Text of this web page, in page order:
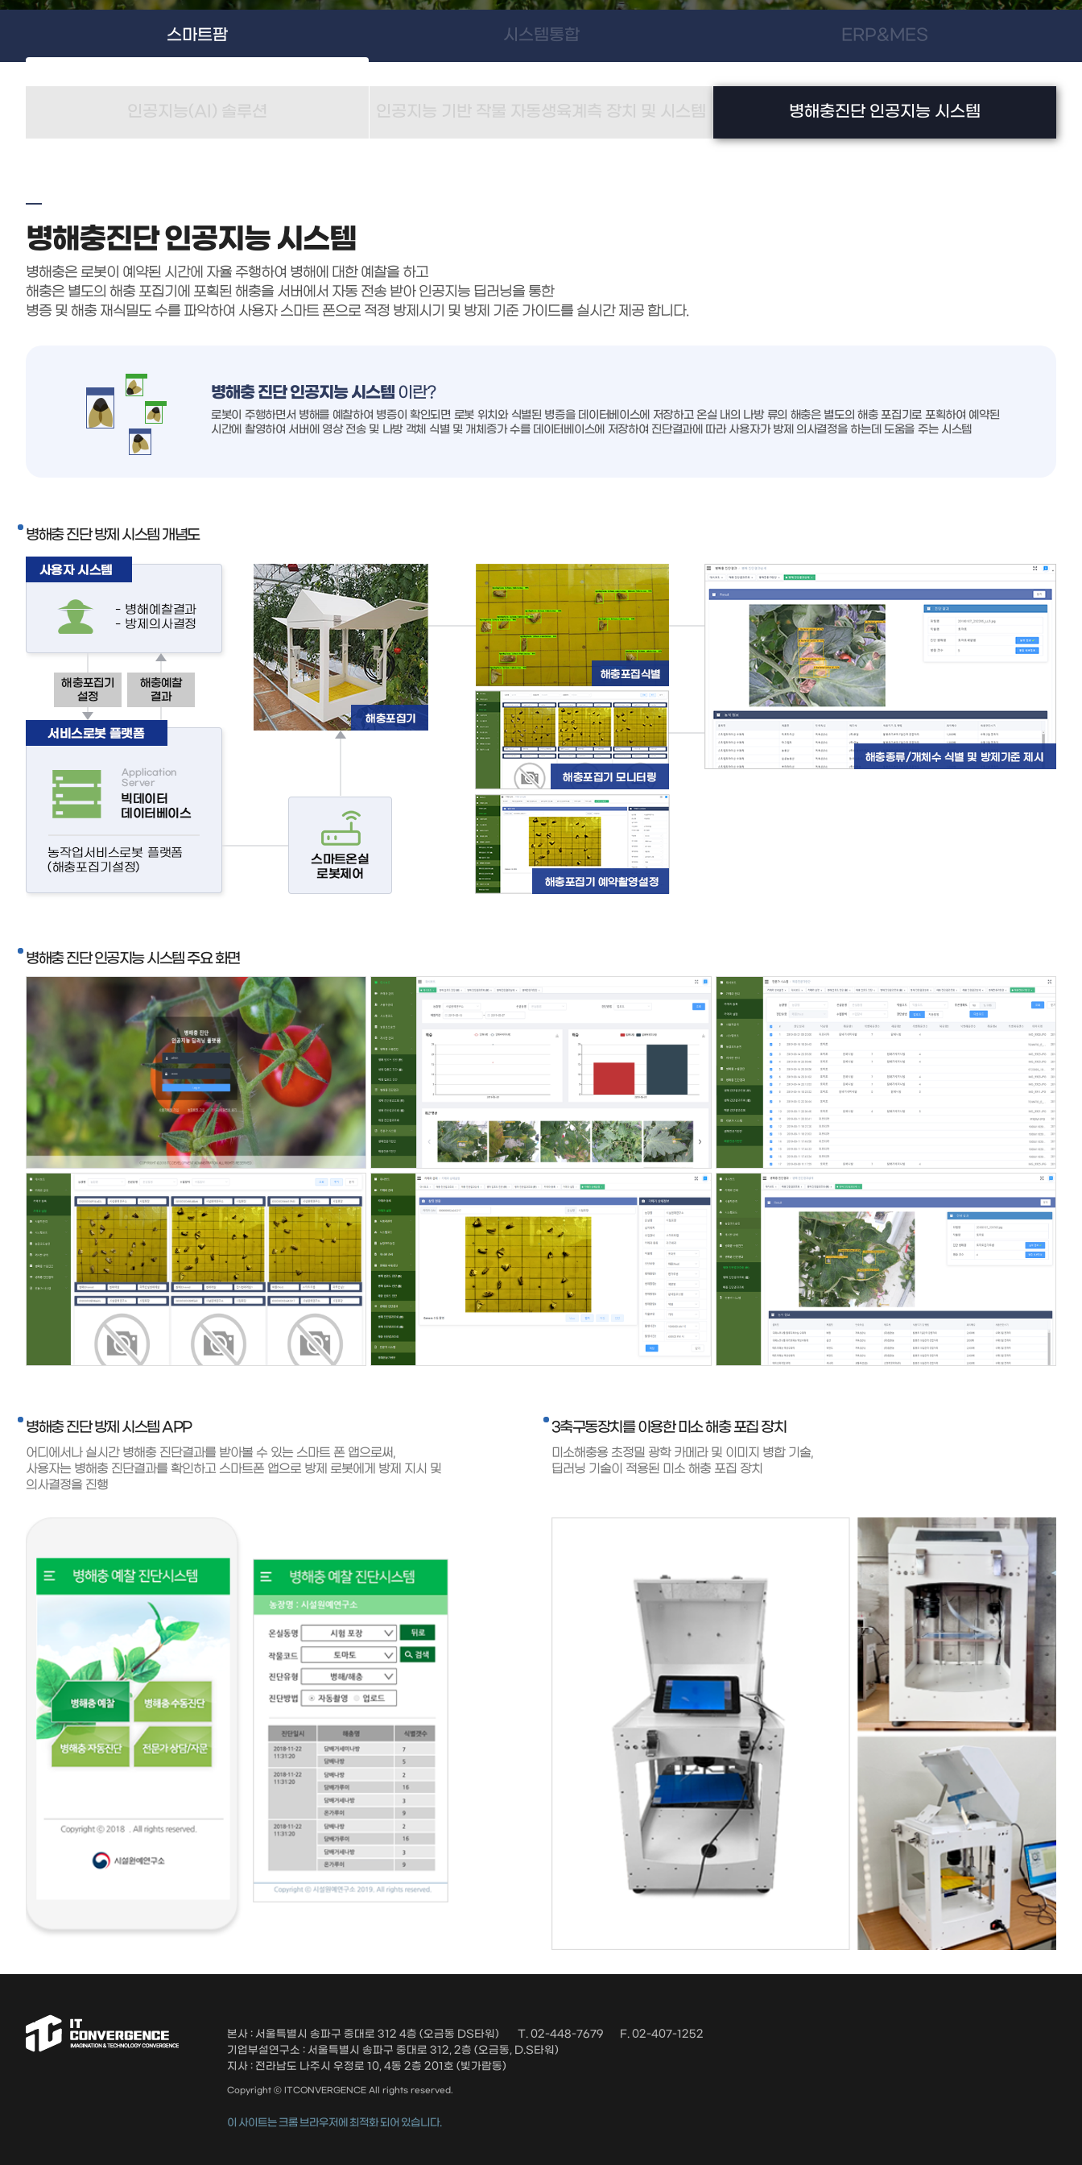
스마트팜 시스템통합 ERP&MES
병해충진단 인공지능 시스템
병해충진단 인공지능 시스템
병해충은 로봇이 예약된 시간에 자율 주행하여 병해에 대한 예찰을 하고
해충은 별도의 해충 포집기에 포획된 해충을 서버에서 자동 전송 받아 인공지능 딥러닝을 통한
병증 및 해충 재식밀도 수를 파악하여 사용자 스마트 폰으로 적정 방제시기 및 방제 기준 가이드를 실시간 제공 합니다.
병해충 진단 인공지능 시스템 이란?
로봇이 주행하면서 병해를 예찰하여 병증이 확인되면 로봇 위치와 식별된 병증을 데이터베이스에 저장하고 온실 내의 나방 류의 해충은 별도의 해충 포집기로 포획하여 예약된
시간에 촬영하여 서버에 영상 전송 및 나방 객체 식별 및 개체증가 수를 데이터베이스에 저장하여 진단결과에 따라 사용자가 방제 의사결정을 하는데 도움을 주는 시스템
병해충 진단 방제 시스템 개념도
병해충 진단 인공지능 시스템 주요 화면
병해충 진단 방제 시스템 APP
어디에서나 실시간 병해충 진단결과를 받아볼 수 있는 스마트 폰 앱으로써,
사용자는 병해충 진단결과를 확인하고 스마트폰 앱으로 방제 로봇에게 방제 지시 및
의사결정을 진행
3축구동장치를 이용한 미소 해충 포집 장치
미소해충용 초정밀 광학 카메라 및 이미지 병합 기술,
딥러닝 기술이 적용된 미소 해충 포집 장치
본사 : 서울특별시 송파구 중대로 312 4층 (오금동 DS타워) T. 02-448-7679
F. 02-407-1252
기업부설연구소 : 서울특별시 송파구 중대로 312, 2층 (오금동, D.S타워)
지사 : 전라남도 나주시 우정로 10, 4동 2층 201호 (빛가람동)
Copyright ⓒ ITCONVERGENCE All rights reserved.
이 사이트는 크롬 브라우저에 최적화 되어 있습니다.